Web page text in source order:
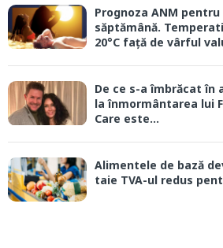
Prognoza ANM
săptămână.
20°C față de vârful
De ce s-a îmbrăcat în
la înmormântarea lui
Care este...
Alimentele de bază
taie TVA-ul redus